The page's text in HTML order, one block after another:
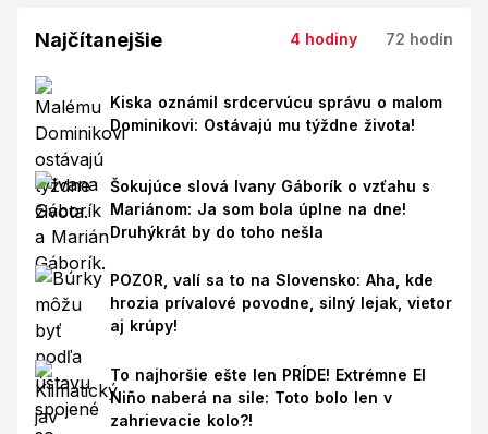
Najčítanejšie 4 hodiny 72 hodín
Kiska oznámil srdcervúcu správu o malom
Dominikovi: Ostávajú mu týždne života!
Šokujúce slová Ivany Gáborík o vzťahu s
Mariánom: Ja som bola úplne na dne!
Druhýkrát by do toho nešla
POZOR, valí sa to na Slovensko: Aha, kde
hrozia prívalové povodne, silný lejak, vietor
aj krúpy!
To najhoršie ešte len PRÍDE! Extrémne El
Niño naberá na sile: Toto bolo len v
zahrievacie kolo?!